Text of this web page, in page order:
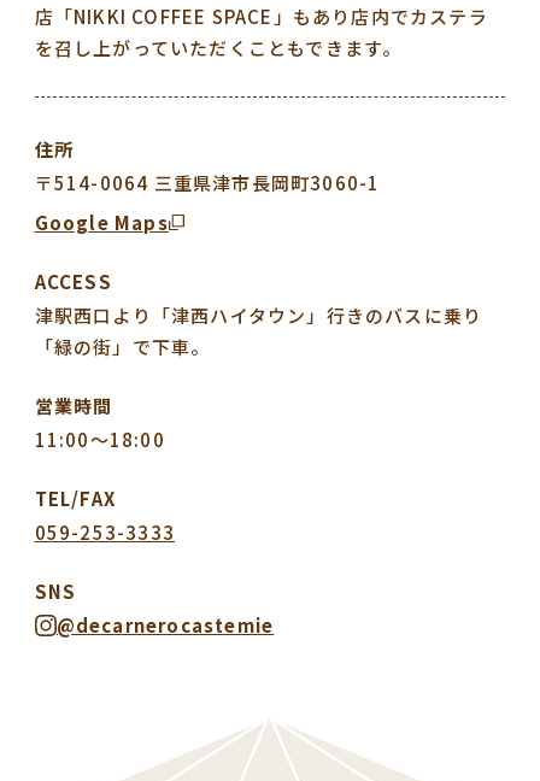
店「NIKKI COFFEE SPACE」もあり店内でカステラ
を召し上がっていただくこともできます。
住所
〒514-0064 三重県津市長岡町3060-1
Google Maps
ACCESS
津駅西口より「津西ハイタウン」行きのバスに乗り
「緑の街」で下車。
営業時間
11:00～18:00
TEL/FAX
059-253-3333
SNS
@decarnerocastemie